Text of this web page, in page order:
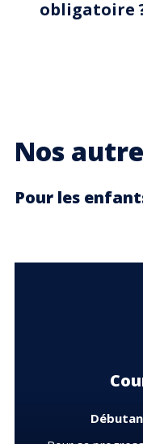
obligatoire
Nos
Pour les